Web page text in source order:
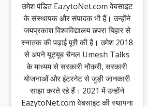
उमेश पंडित EazytoNet.com वेबसाइट
के संस्थापक और संपादक भी हैं। उन्होंने
जयप्रकाश विश्वविद्यालय छपरा बिहार से
स्नातक की पढ़ाई पूरी की है। उमेश 2018
से अपने यूट्यूब चैनल Umesh Talks
के माध्यम से सरकारी नौकरी, सरकारी
योजनाओं और इंटरनेट से जुड़ी जानकारी
साझा करते रहे हैं। 2021 में उन्होंने
EazytoNet.com वेबसाइट की स्थापना